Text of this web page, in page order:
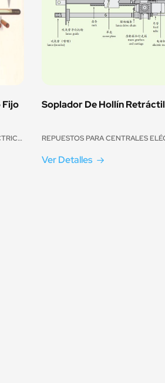
Fijo
REPUESTOS PARA CENTRALES ELÉCTRICAS
Soplador De Hollín Retráctil
Ver Detalles